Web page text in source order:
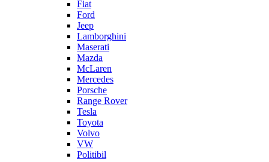
Fiat
Ford
Jeep
Lamborghini
Maserati
Mazda
McLaren
Mercedes
Porsche
Range Rover
Tesla
Toyota
Volvo
VW
Politibil